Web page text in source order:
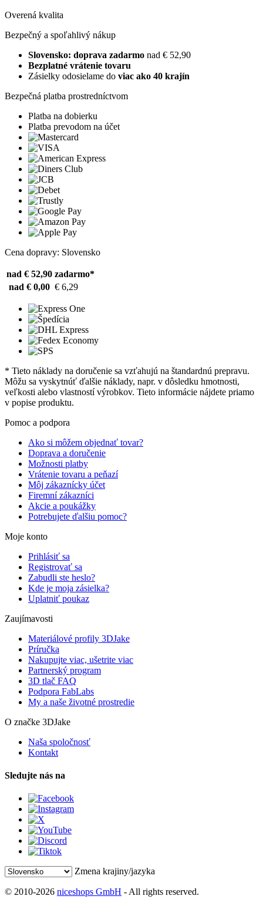
Overená kvalita
Bezpečný a spoľahlivý nákup
Slovensko: doprava zadarmo nad € 52,90
Bezplatné vrátenie tovaru
Zásielky odosielame do viac ako 40 krajín
Bezpečná platba prostredníctvom
Platba na dobierku
Platba prevodom na účet
Cena dopravy: Slovensko
nad € 52,90 zadarmo*
nad € 0,00 € 6,29
* Tieto náklady na doručenie sa vzťahujú na štandardnú prepravu.
Môžu sa vyskytnúť ďalšie náklady, napr. v dôsledku hmotnosti,
veľkosti alebo vlastností výrobkov. Tieto informácie nájdete priamo
v popise produktu.
Pomoc a podpora
Ako si môžem objednať tovar?
Doprava a doručenie
Možnosti platby
Vrátenie tovaru a peňazí
Môj zákaznícky účet
Firemní zákazníci
Akcie a poukážky
Potrebujete ďalšiu pomoc?
Moje konto
Prihlásiť sa
Registrovať sa
Zabudli ste heslo?
Kde je moja zásielka?
Uplatniť poukaz
Zaujímavosti
Materiálové profily 3DJake
Príručka
Nakupujte viac, ušetrite viac
Partnerský program
3D tlač FAQ
Podpora FabLabs
My a naše životné prostredie
O značke 3DJake
Naša spoločnosť
Kontakt
Sledujte nás na
Zmena krajiny/jazyka
© 2010-2026 niceshops GmbH - All rights reserved.